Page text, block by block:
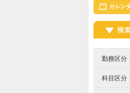
勤務区分
科目区分